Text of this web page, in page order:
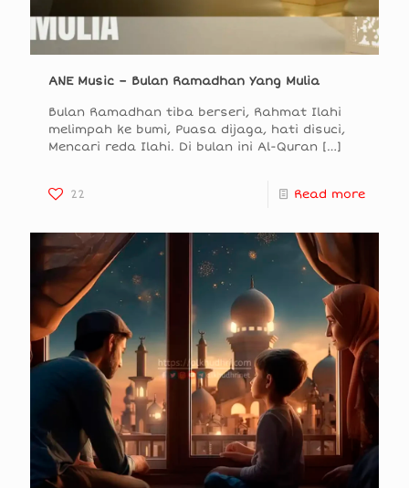
ANE Music – Bulan Ramadhan Yang Mulia
Bulan Ramadhan tiba berseri, Rahmat Ilahi
melimpah ke bumi, Puasa dijaga, hati disuci,
Mencari reda Ilahi. Di bulan ini Al-Quran […]
22 Read more